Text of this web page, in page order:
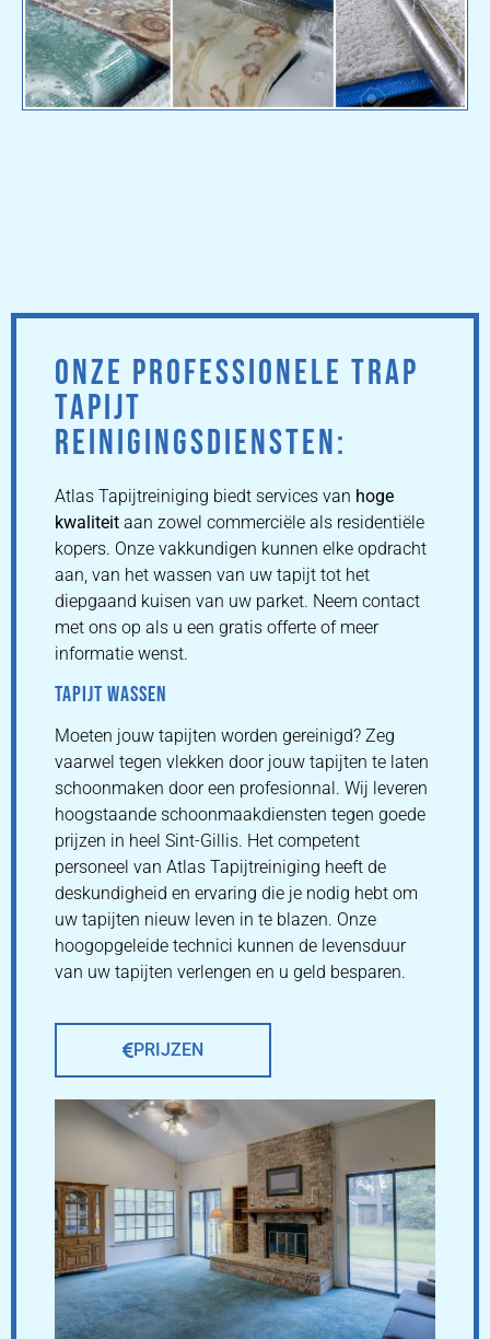
ONZE PROFESSIONELE TRAP
TAPIJT
REINIGINGSDIENSTEN:
Atlas Tapijtreiniging biedt services van hoge
kwaliteit aan zowel commerciële als residentiële
kopers. Onze vakkundigen kunnen elke opdracht
aan, van het wassen van uw tapijt tot het
diepgaand kuisen van uw parket. Neem contact
met ons op als u een gratis offerte of meer
informatie wenst.
TAPIJT WASSEN
Moeten jouw tapijten worden gereinigd? Zeg
vaarwel tegen vlekken door jouw tapijten te laten
schoonmaken door een profesionnal. Wij leveren
hoogstaande schoonmaakdiensten tegen goede
prijzen in heel Sint-Gillis. Het competent
personeel van Atlas Tapijtreiniging heeft de
deskundigheid en ervaring die je nodig hebt om
uw tapijten nieuw leven in te blazen. Onze
hoogopgeleide technici kunnen de levensduur
van uw tapijten verlengen en u geld besparen.
PRIJZEN